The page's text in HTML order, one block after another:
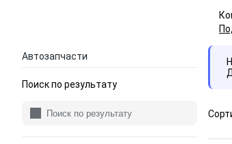
Автозапчасти
Поиск по результату